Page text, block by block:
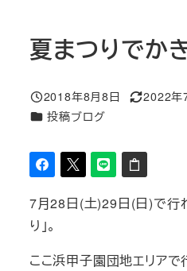
夏まつりでか
投稿日
2018年8月8日
更新日
2022年
カテゴリー
投稿ブログ
7月28日(土)29日(日)で行
り」。
ここ浜甲子園団地エリア